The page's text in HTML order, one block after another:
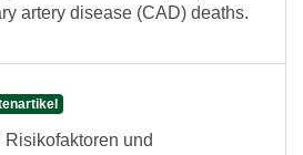
artery disease (CAD) deaths.
und